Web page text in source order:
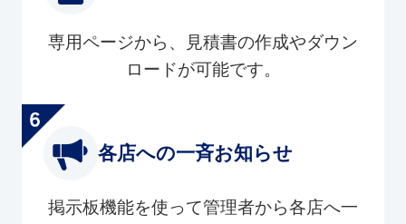
専用ページから、見積書の作成やダウン
ロードが可能です。
各店への一斉お知らせ
掲示板機能を使って管理者から各店へ一